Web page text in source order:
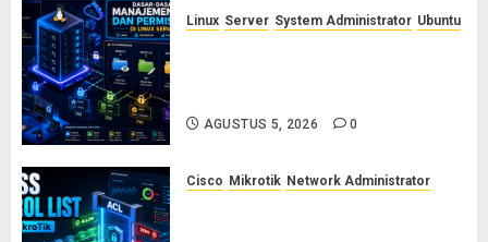
Linux Server System Administrator Ubuntu
AGUSTUS 5, 2026 0
Cisco Mikrotik Network Administrator